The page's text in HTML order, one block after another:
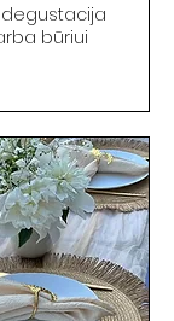
degustacija
būriui